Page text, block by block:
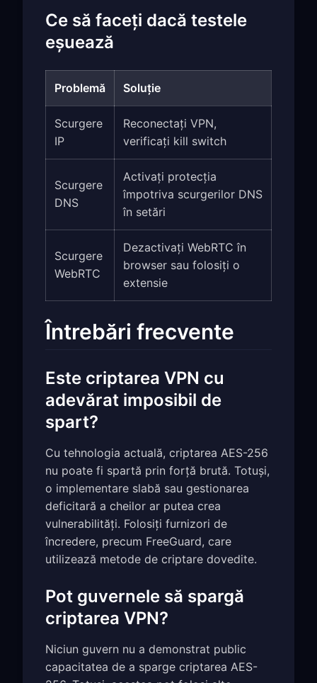
Ce să faceți dacă testele
eșuează
Problemă Soluție
Scurgere
IP
Reconectați VPN,
verificați kill switch
Scurgere
DNS
Activați protecția
împotriva scurgerilor DNS
în setări
Scurgere
WebRTC
Dezactivați WebRTC în
browser sau folosiți o
extensie
Întrebări frecvente
Este criptarea VPN cu
adevărat imposibil de
spart?
Cu tehnologia actuală, criptarea AES-256
nu poate fi spartă prin forță brută. Totuși,
o implementare slabă sau gestionarea
deficitară a cheilor ar putea crea
vulnerabilități. Folosiți furnizori de
încredere, precum FreeGuard, care
utilizează metode de criptare dovedite.
Pot guvernele să spargă
criptarea VPN?
Niciun guvern nu a demonstrat public
capacitatea de a sparge criptarea AES-